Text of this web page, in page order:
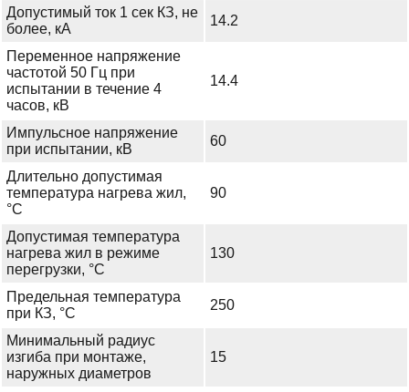
Допустимый ток 1 сек КЗ, не
более, кА
14.2
Переменное напряжение
частотой 50 Гц при
испытании в течение 4
часов, кВ
14.4
Импульсное напряжение
при испытании, кВ
60
Длительно допустимая
температура нагрева жил,
°С
90
Допустимая температура
нагрева жил в режиме
перегрузки, °С
130
Предельная температура
при КЗ, °С
250
Минимальный радиус
изгиба при монтаже,
наружных диаметров
15